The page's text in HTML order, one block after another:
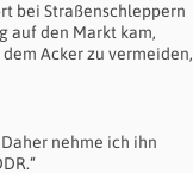
bei Straßenschleppern
auf den Markt kam,
Acker zu vermeiden,
nehme ich ihn